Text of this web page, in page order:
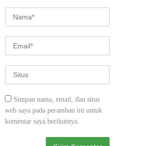
Simpan nama, email, dan situs
web saya pada peramban ini untuk
komentar saya berikutnya.